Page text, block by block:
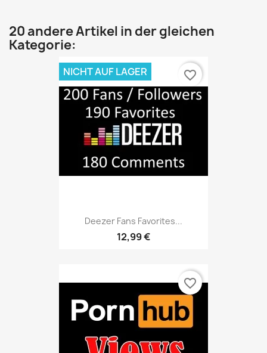
20 andere Artikel in der gleichen
Kategorie:
Deezer Fans Favorites...
12,99 €
NICHT AUF LAGER favorite_border
favorite_border